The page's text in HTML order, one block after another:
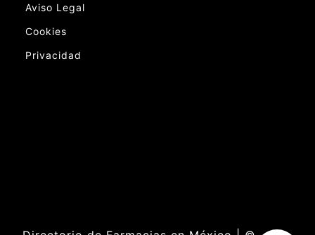
Aviso Legal
Cookies
Privacidad